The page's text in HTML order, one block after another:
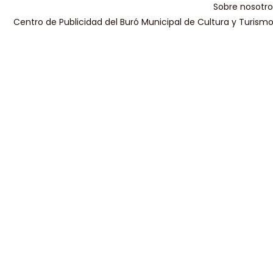
Sobre
Centro de Publicidad del Buró Municipal de Cultura y